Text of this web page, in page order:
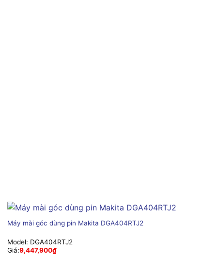
Máy mài góc dùng pin Makita DGA404RTJ2
Model: DGA404RTJ2
Giá:9,447,900₫